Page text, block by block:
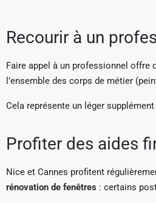
Recourir à un
Faire appel à un professionnel offre
l’ensemble des corps de métier
Cela représente un léger
Profiter des aides
Nice et Cannes profitent
rénovation de fenêtres : certains